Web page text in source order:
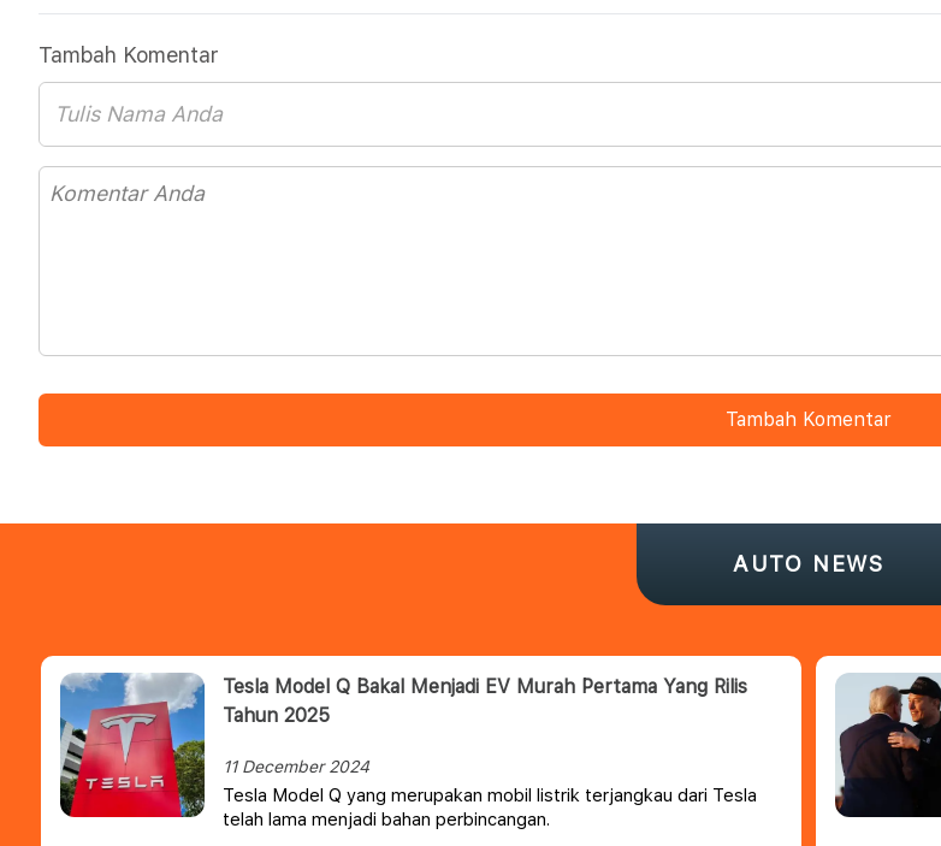
Tambah Komentar
Tambah Komentar
AUTO NEWS
Tesla Model Q Bakal Menjadi EV Murah Pertama Yang Rilis
Tahun 2025
11 December 2024
Tesla Model Q yang merupakan mobil listrik terjangkau dari Tesla
telah lama menjadi bahan perbincangan.